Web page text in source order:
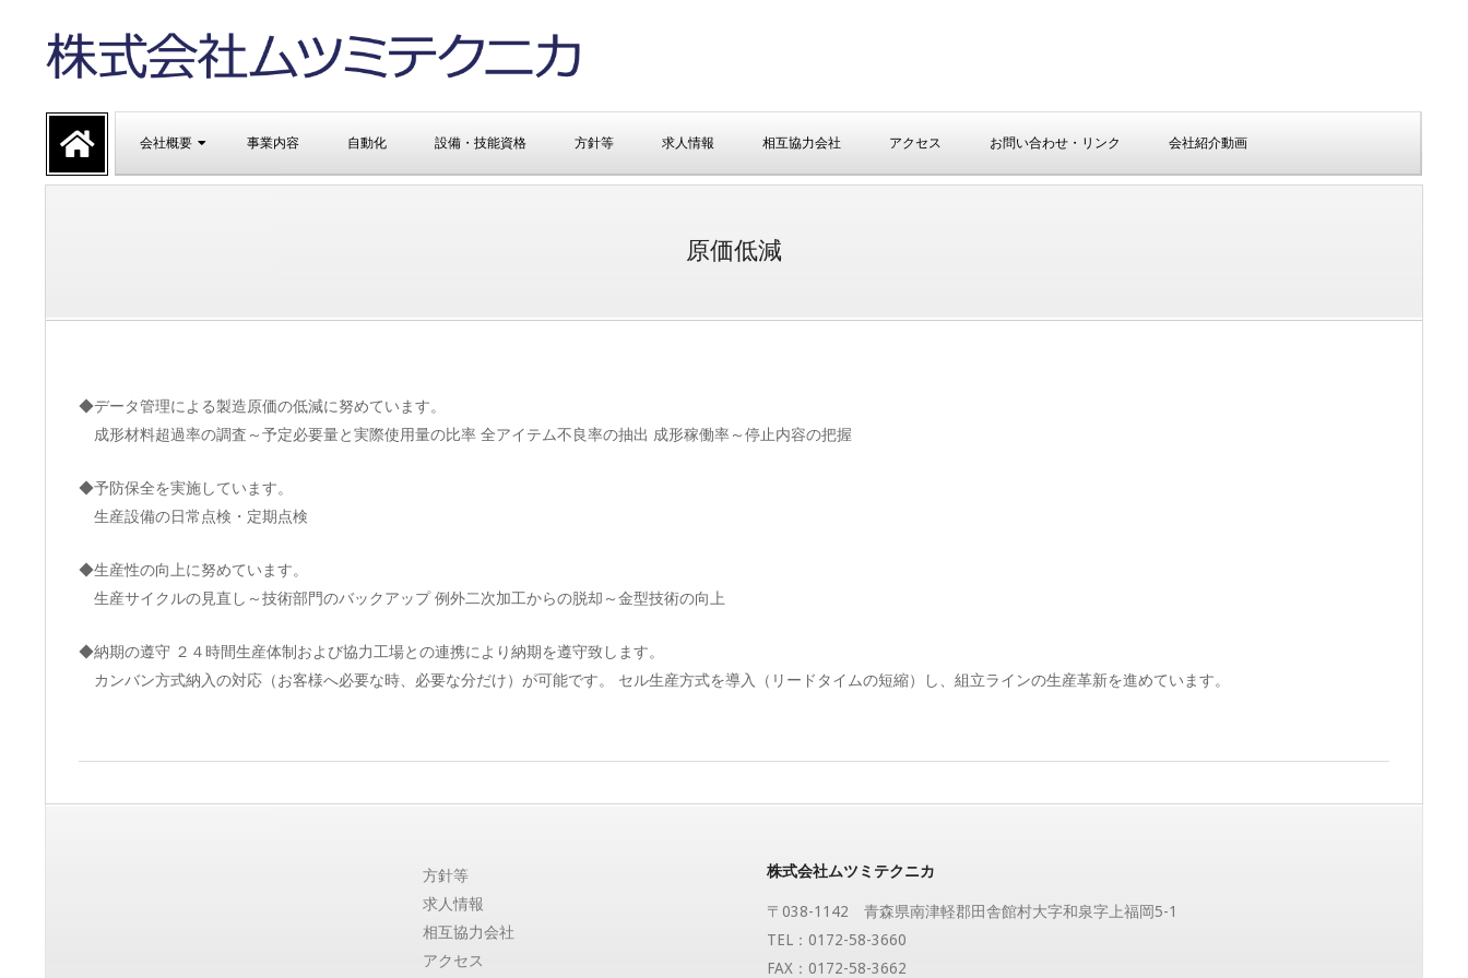
content株
式
社
ツ
ミ
テ
ク
ニ
カ
【公
Navigation
Menu
会社概要 事業内容 自動化 設備・技能資格 方針等 求人情報 相互協力会社 アクセス お問い合わせ・リンク 会社紹介動画
原価低減
◆データ管理による製造原価の低減に努めています。
成形材料超過率の調査～予定必要量と実際使用量の比率 全アイテム不良率の抽出 成形稼働率～停止内容の把握
◆予防保全を実施しています。
生産設備の日常点検・定期点検
◆生産性の向上に努めています。
生産サイクルの見直し～技術部門のバックアップ 例外二次加工からの脱却～金型技術の向上
◆納期の遵守 ２４時間生産体制および協力工場との連携により納期を遵守致します。
カンバン方式納入の対応（お客様へ必要な時、必要な分だけ）が可能です。 セル生産方式を導入（リードタイムの短縮）し、組立ラインの生産革新を進めています。
04-
方針等
求人情報
相互協力会社
アクセス
株式会社ムツミテクニカ
〒038-1142 青森県南津軽郡田舎館村大字和泉字上福岡5-1
TEL：0172-58-3660
FAX：0172-58-3662